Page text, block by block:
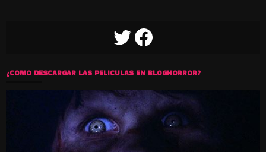
TWITTERFACEBOOK
¿COMO DESCARGAR LAS PELICULAS EN BLOGHORROR?